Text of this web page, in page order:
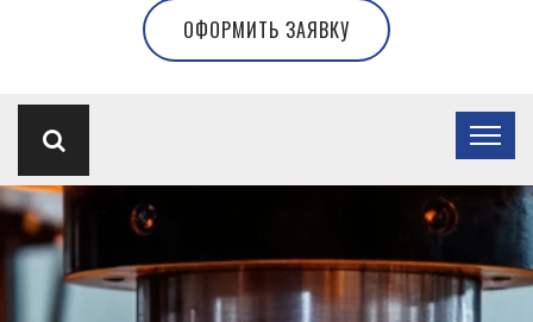
ОФОРМИТЬ ЗАЯВКУ